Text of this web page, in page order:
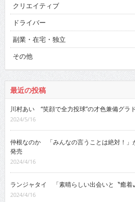
クリエイティブ
ドライバー
副業・在宅・独立
その他
最近の投稿
川村あい “笑顔で全力投球”の才色兼備グラ
2024/5/16
仲根なのか 「みんなの言うことは絶対！」
発売
2024/4/16
ランジャタイ 「素晴らしい出会いと〝癒着
2024/4/16